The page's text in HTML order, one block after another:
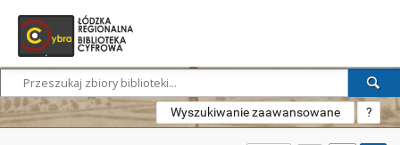
Wyszukiwanie zaawansowane ?